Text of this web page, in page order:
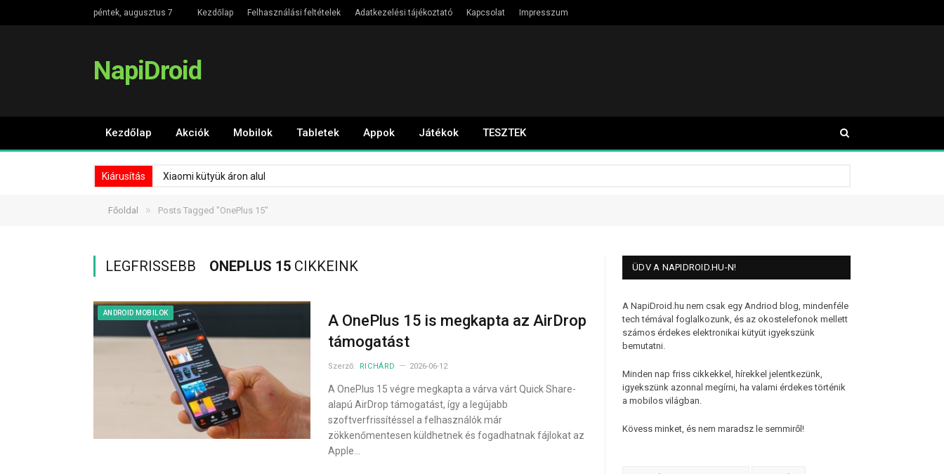
péntek, augusztus 7 Kezdőlap Felhasználási feltételek Adatkezelési tájékoztató Kapcsolat Impresszum
NapiDroid
Kezdőlap Akciók Mobilok Tabletek Appok Játékok TESZTEK
Kiárusítás Xiaomi kütyük áron alul
Főoldal » Posts Tagged "OnePlus 15"
LEGFRISSEBB ONEPLUS 15 CIKKEINK
ANDROID MOBILOK
A OnePlus 15 is megkapta az AirDrop
támogatást
Szerző: RICHÁRD 2026-06-12
A OnePlus 15 végre megkapta a várva várt Quick Share-
alapú AirDrop támogatást, így a legújabb
szoftverfrissítéssel a felhasználók már
zökkenőmentesen küldhetnek és fogadhatnak fájlokat az
Apple…
ÜDV A NAPIDROID.HU-N!
A NapiDroid.hu nem csak egy Andriod blog, mindenféle
tech témával foglalkozunk, és az okostelefonok mellett
számos érdekes elektronikai kütyüt igyekszünk
bemutatni.
Minden nap friss cikkekkel, hírekkel jelentkezünk,
igyekszünk azonnal megírni, ha valami érdekes történik
a mobilos világban.
Kövess minket, és nem maradsz le semmiről!